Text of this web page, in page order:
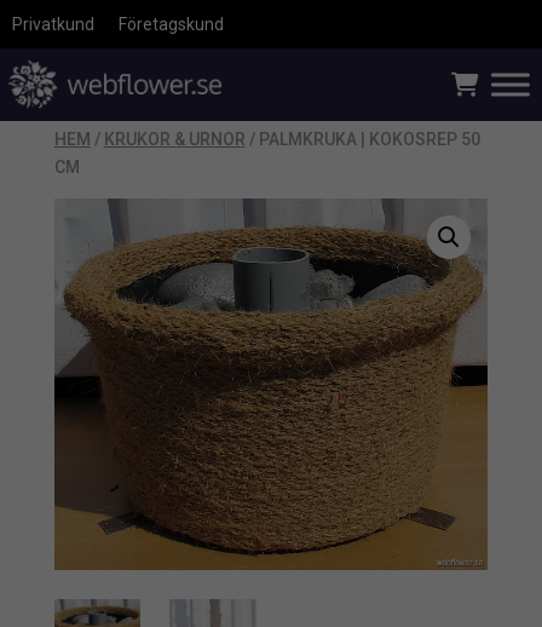
Privatkund Företagskund
HEM / KRUKOR & URNOR / PALMKRUKA | KOKOSREP 50
CM